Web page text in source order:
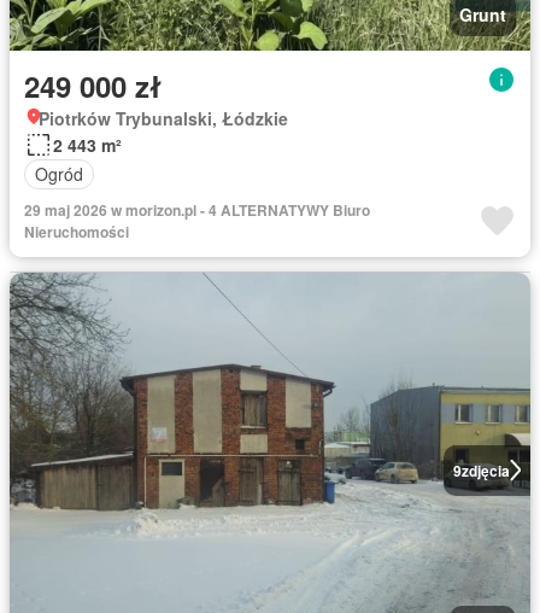
Grunt
249 000 zł
Piotrków Trybunalski, Łódzkie
2 443 m²
Ogród
29 maj 2026 w morizon.pl - 4 ALTERNATYWY Biuro
Nieruchomości
9zdjęcia